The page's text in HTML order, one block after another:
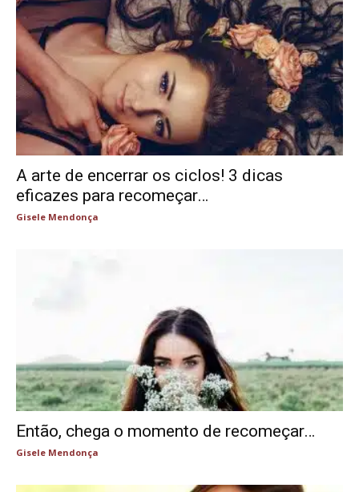
A arte de encerrar os ciclos! 3 dicas
eficazes para recomeçar…
Gisele Mendonça
Então, chega o momento de recomeçar…
Gisele Mendonça